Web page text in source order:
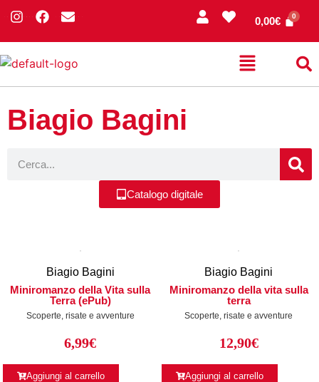
0,00€
Biagio Bagini
Catalogo digitale
Biagio Bagini
Miniromanzo della Vita sulla
Terra (ePub)
Scoperte, risate e avventure
6,99€
Aggiungi al carrello
Biagio Bagini
Miniromanzo della vita sulla
terra
Scoperte, risate e avventure
12,90€
Aggiungi al carrello